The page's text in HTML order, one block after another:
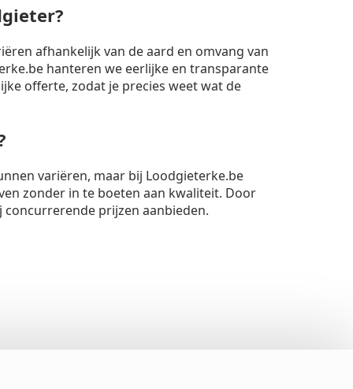
afhankelijk van de aard en omvang van
hanteren we eerlijke en transparante
offerte, zodat je precies weet wat de
variëren, maar bij Loodgieterke.be
zonder in te boeten aan kwaliteit. Door
prijzen aanbieden.